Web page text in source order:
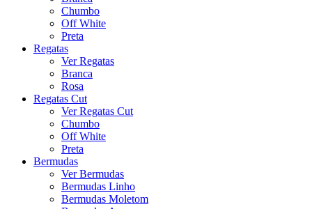
Chumbo
Off White
Preta
Regatas
Ver Regatas
Branca
Rosa
Regatas Cut
Ver Regatas Cut
Chumbo
Off White
Preta
Bermudas
Ver Bermudas
Bermudas Linho
Bermudas Moletom